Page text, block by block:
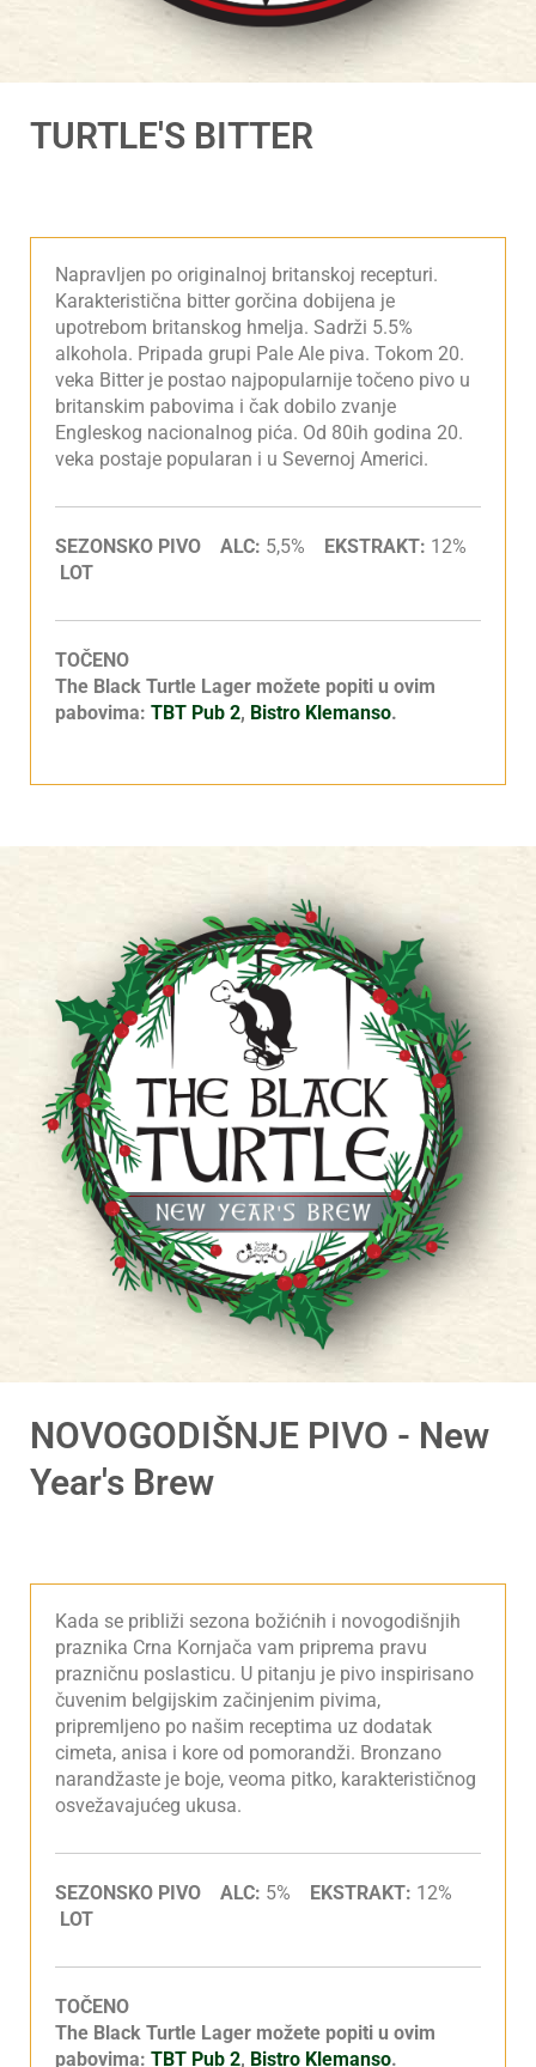
TURTLE'S BITTER
Napravljen po originalnoj britanskoj recepturi.
Karakteristična bitter gorčina dobijena je
upotrebom britanskog hmelja. Sadrži 5.5%
alkohola. Pripada grupi Pale Ale piva. Tokom 20.
veka Bitter je postao najpopularnije točeno pivo u
britanskim pabovima i čak dobilo zvanje
Engleskog nacionalnog pića. Od 80ih godina 20.
veka postaje popularan i u Severnoj Americi.
SEZONSKO PIVO ALC: 5,5% EKSTRAKT: 12%
LOT
TOČENO
The Black Turtle Lager možete popiti u ovim
pabovima: TBT Pub 2, Bistro Klemanso.
NOVOGODIŠNJE PIVO - New
Year's Brew
Kada se približi sezona božićnih i novogodišnjih
praznika Crna Kornjača vam priprema pravu
prazničnu poslasticu. U pitanju je pivo inspirisano
čuvenim belgijskim začinjenim pivima,
pripremljeno po našim receptima uz dodatak
cimeta, anisa i kore od pomorandži. Bronzano
narandžaste je boje, veoma pitko, karakterističnog
osvežavajućeg ukusa.
SEZONSKO PIVO ALC: 5% EKSTRAKT: 12%
LOT
TOČENO
The Black Turtle Lager možete popiti u ovim
pabovima: TBT Pub 2, Bistro Klemanso.